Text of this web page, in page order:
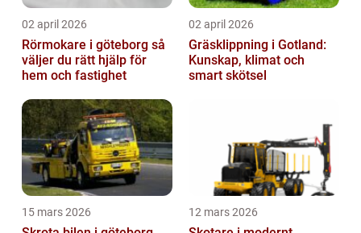
02 april 2026
Rörmokare i göteborg så
väljer du rätt hjälp för
hem och fastighet
02 april 2026
Gräsklippning i Gotland:
Kunskap, klimat och
smart skötsel
15 mars 2026 12 mars 2026